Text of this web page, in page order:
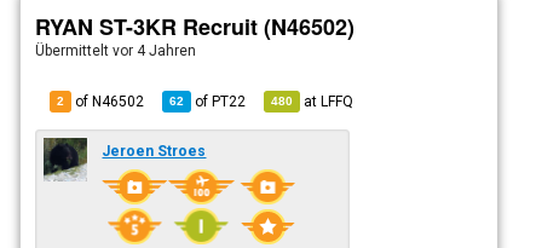
RYAN ST-3KR Recruit (N46502)
Übermitteltvor 4 Jahren
2 of N46502 62 ofPT22 480 atLFFQ
Jeroen Stroes